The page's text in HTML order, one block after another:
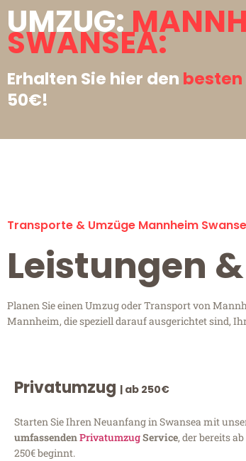
UMZUG:
SWANSEA:
Erhalten Sie hier den besten
50€!
Transporte & Umzüge Mannheim
Leistungen
Planen Sie einen Umzug oder Transport von
Mannheim, die speziell darauf ausgerichtet sind,
Privatumzug | ab 250€
Starten Sie Ihren Neuanfang in Swansea mit
umfassendenPrivatumzugService, der bereits ab
250€ beginnt.